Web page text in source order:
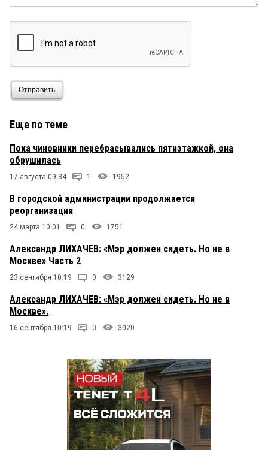
Отправить
Еще по теме
Пока чиновники перебрасывались пятиэтажкой, она
обрушилась
17 августа 09:34 1 1952
В городской администрации продолжается
реорганизация
24 марта 10:01 0 1751
Александр ЛИХАЧЕВ: «Мэр должен сидеть. Но не в
Москве» Часть 2
23 сентября 10:19 0 3129
Александр ЛИХАЧЕВ: «Мэр должен сидеть. Но не в
Москве».
16 сентября 10:19 0 3020